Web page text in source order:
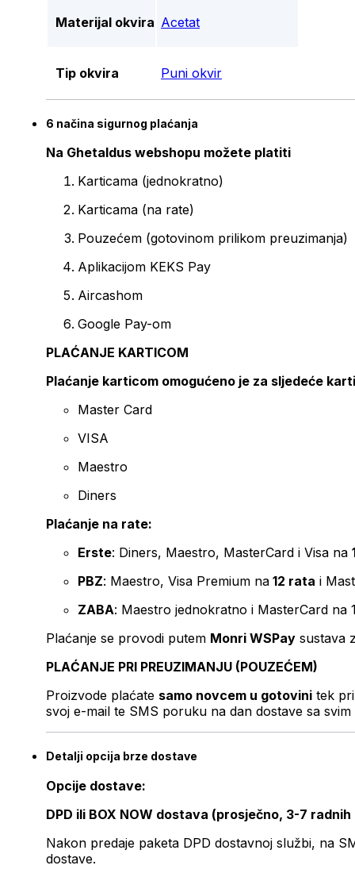
Materijal okvira Acetat
Tip okvira Puni okvir
6 načina sigurnog plaćanja
Na Ghetaldus webshopu možete platiti
Karticama (jednokratno)
Karticama (na rate)
Pouzećem (gotovinom prilikom preuzimanja)
Aplikacijom KEKS Pay
Aircashom
Google Pay-om
PLAĆANJE KARTICOM
Plaćanje karticom omogućeno je za sljedeće
Master Card
VISA
Maestro
Diners
Plaćanje na rate:
Erste: Diners, Maestro, MasterCard i Visa na
PBZ: Maestro, Visa Premium na 12 rata i
ZABA: Maestro jednokratno i MasterCard na
Plaćanje se provodi putem Monri WSPay sustava
PLAĆANJE PRI PREUZIMANJU (POUZEĆEM)
Proizvode plaćate samo novcem u gotovini tek
svoj e-mail te SMS poruku na dan dostave sa svim
Detalji opcija brze dostave
Opcije dostave:
DPD ili BOX NOW dostava (prosječno, 3-7 radnih
Nakon predaje paketa DPD dostavnoj službi, na
dostave.